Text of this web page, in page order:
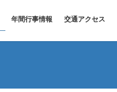
年間行事情報 交通アクセス